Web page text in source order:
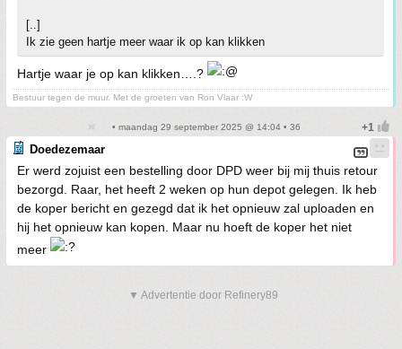
[..]
Ik zie geen hartje meer waar ik op kan klikken
Hartje waar je op kan klikken….?
Bestuur tegen de muur. Met de groeten van Ron Vlaar :W
• maandag 29 september 2025 @ 14:04 • 36
Doedezemaar
Er werd zojuist een bestelling door DPD weer bij mij thuis retour
bezorgd. Raar, het heeft 2 weken op hun depot gelegen. Ik heb
de koper bericht en gezegd dat ik het opnieuw zal uploaden en
hij het opnieuw kan kopen. Maar nu hoeft de koper het niet
meer
▼ Advertentie door Refinery89